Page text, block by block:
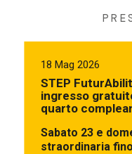
18 Mag 2026
STEP
ingresso
quarto
Sabato 23 e
straordinaria